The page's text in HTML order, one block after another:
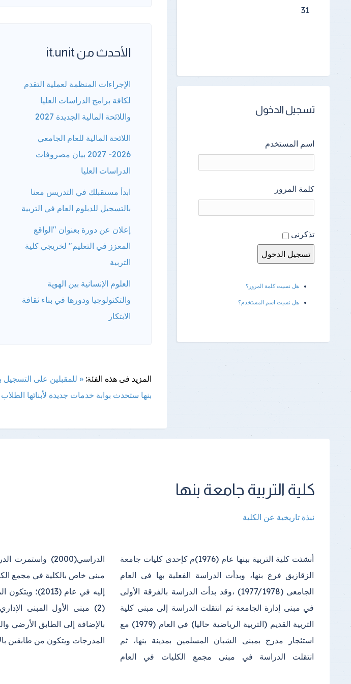
الأحدث من it.unit
الإجراءات المنظمة لعملية التقدم
لكافة برامج الدراسات العليا
واللائحة المالية الجديدة 2027
اللائحة المالية للعام الجامعي
2026- 2027 بيان مصروفات
الدراسات العليا
ابدأ مستقبلك في التدريس معنا
بالتسجيل للدبلوم العام في التربية
إعلان عن دورة بعنوان "الواقع
المعزز في التعليم" لخريجي كلية
التربية
العلوم الإنسانية بين الهوية
والتكنولوجيا ودورها في بناء ثقافة
الابتكار
المزيد فى هذه الفئة: « للمقبلين على التسجيل
بنها ستحدث بوابة خدمات جديدة لأبنائها
31
تسجيل الدخول
اسم المستخدم
كلمة المرور
تذكرنى
هل نسيت كلمة المرور؟
هل نسيت اسم المستخدم؟
كلية التربية جامعة بنها
نبذة تاريخية عن الكلية
أنشئت كلية التربية ببنها عام (1976)م كإحدى كليات جامعة
الزقازيق فرع بنها، وبدأت الدراسة الفعلية بها فى العام
الجامعى (1977/1978) ،وقد بدأت الدراسة بالفرقة الأولى
في مبنى إدارة الجامعة ثم انتقلت الدراسة إلى مبنى كلية
التربية القديم (التربية الرياضية حاليا) في العام (1979) مع
استئجار مدرج بمبنى الشبان المسلمين بمدينة بنها، ثم
انتقلت الدراسة في مبنى مجمع الكليات في العام
الدراسي(2000) واستمرت الدراسة فيه إلى أن تم إنشاء
مبنى خاص بالكلية في مجمع الكليات بكفر سعد وتم الانتقال
إليه في عام (2013)؛ ويتكون المكان الجديد للكلية من عدد
(2) مبنى الأول المبنى الإداري ويتكون من (4 ) طوابق
بالإضافة إلى الطابق الأرضي والبدروم، والمبنى الثاني مبنى
المدرجات ويتكون من طابقين